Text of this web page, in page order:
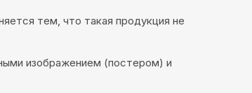
тем, что такая продукция не
изображением (постером) и